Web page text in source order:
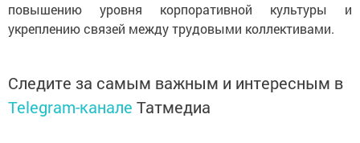
повышению уровня корпоративной культуры и
укреплению связей между трудовыми коллективами.
Следите за самым важным и интересным в
Telegram-канале Татмедиа